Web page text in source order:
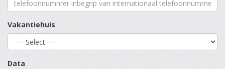
Vakantiehuis
Data